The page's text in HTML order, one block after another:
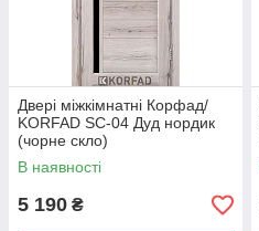
Двері міжкімнатні Корфад/
KORFAD SC-04 Дуд нордик
(чорне скло)
В наявності
5 190 ₴